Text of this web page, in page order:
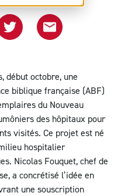
début octobre, une
biblique française (ABF)
du Nouveau
des hôpitaux pour
visités. Ce projet est né
hospitalier
Nicolas Fouquet, chef de
a concrétisé l’idée en
une souscription